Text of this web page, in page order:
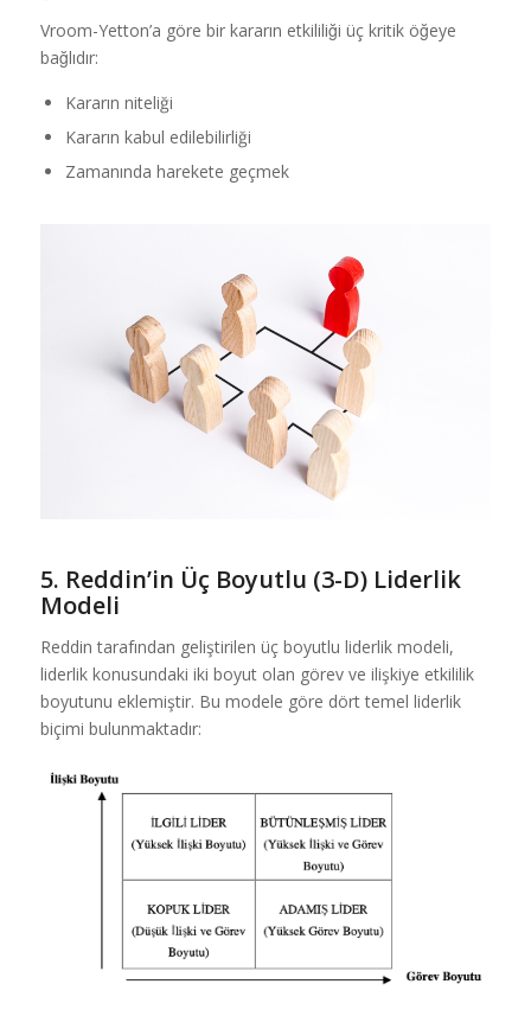
Vroom-Yetton’a göre bir kararın etkililiği üç kritik öğeye
bağlıdır:
Kararın niteliği
Kararın kabul edilebilirliği
Zamanında harekete geçmek
5. Reddin’in Üç Boyutlu (3-D) Liderlik
Modeli
Reddin tarafından geliştirilen üç boyutlu liderlik modeli,
liderlik konusundaki iki boyut olan görev ve ilişkiye etkililik
boyutunu eklemiştir. Bu modele göre dört temel liderlik
biçimi bulunmaktadır: